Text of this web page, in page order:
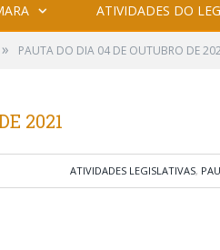
ATIVIDADES DO
» PAUTA DO DIA 04 DE OUTUBRO DE
2021
ATIVIDADES LEGISLATIVAS,